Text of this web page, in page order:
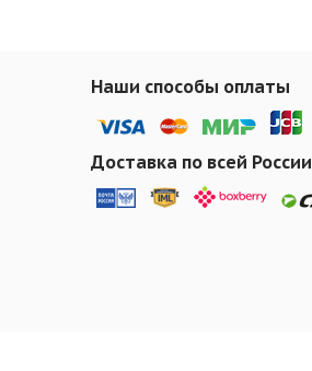
Наши способы оплаты
Доставка по всей России